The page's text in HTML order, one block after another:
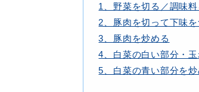
1、野菜を切る／調味
2、豚肉を切って下味を
3、豚肉を炒める
4、白菜の白い部分・
5、白菜の青い部分を